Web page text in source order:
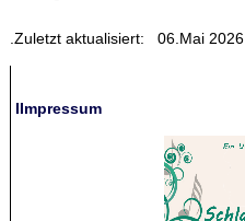
.Zuletzt aktualisiert: 06.Mai 2026
IImpressum